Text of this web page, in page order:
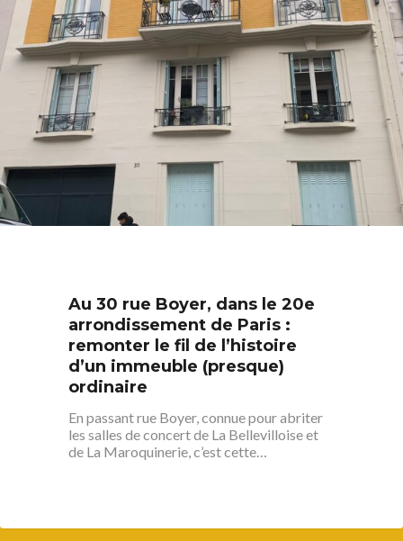
Au 30 rue Boyer, dans le 20e
arrondissement de Paris :
remonter le fil de l’histoire
d’un immeuble (presque)
ordinaire
En passant rue Boyer, connue pour abriter
les salles de concert de La Bellevilloise et
de La Maroquinerie, c’est cette…